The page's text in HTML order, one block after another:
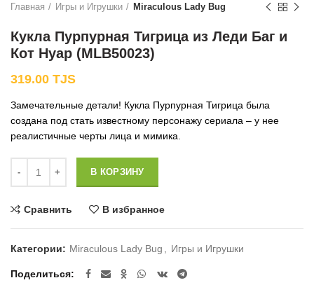
Главная Игры и Игрушки Miraculous Lady Bug
Кукла Пурпурная Тигрица из Леди Баг и
Кот Нуар (MLB50023)
319.00 TJS
Замечательные детали! Кукла Пурпурная Тигрица была
создана под стать известному персонажу сериала – у нее
реалистичные черты лица и мимика.
В КОРЗИНУ
Сравнить В избранное
Категории: Miraculous Lady Bug Игры и Игрушки
Поделиться